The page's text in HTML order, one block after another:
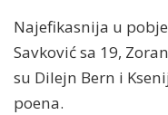
Najefikasnija u
Savković sa 19,
su Dilejn Bern i
poena.